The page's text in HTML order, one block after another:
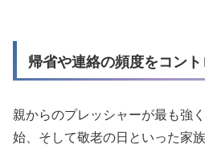
帰省や連絡の頻度をコン
親からのプレッシャーが最も強
始、そして敬老の日といった家